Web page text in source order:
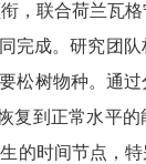
，联合荷兰瓦
完成。研究团队
松树物种。通
复到正常水平
的时间节点，